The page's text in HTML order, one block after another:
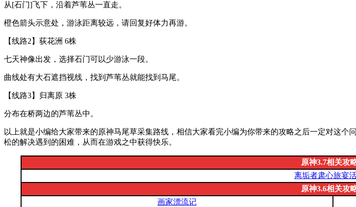
从[石门]飞下，沿着芦苇丛一直走。
橙色箭头示意处，游泳距离较远，请回复好体力再游。
【线路2】荻花洲 6株
七天神像出发，选择石门可以少游泳一段。
曲线处有大石遮挡视线，找到芦苇丛就能找到马尾。
【线路3】归离原 3株
分布在桥两边的芦苇丛中。
以上就是小编给大家带来的原神马尾草采集路线，相信大家看完小编为你带来的攻略之后一定对这
松的解决遇到的困难，从而在游戏之中获得快乐。
原神3.7相关攻
离垢者肃心旅宴
原神3.6相关攻
画家漂流记